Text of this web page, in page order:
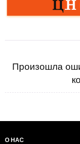
Произошла
О НАС